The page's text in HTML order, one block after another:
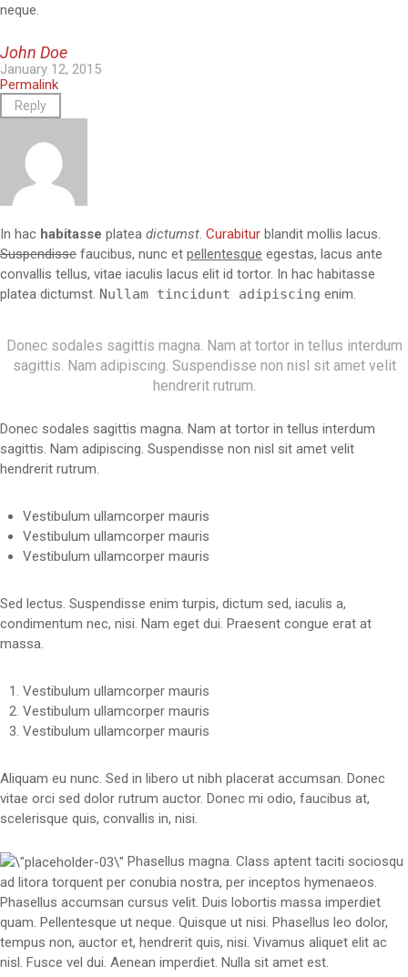
neque.
John Doe
January 12, 2015
Permalink
Reply
In hac habitasse platea dictumst. Curabitur blandit mollis lacus.
Suspendisse faucibus, nunc et pellentesque egestas, lacus ante
convallis tellus, vitae iaculis lacus elit id tortor. In hac habitasse
platea dictumst. Nullam tincidunt adipiscing enim.
Donec sodales sagittis magna. Nam at tortor in tellus interdum
sagittis. Nam adipiscing. Suspendisse non nisl sit amet velit
hendrerit rutrum.
Donec sodales sagittis magna. Nam at tortor in tellus interdum
sagittis. Nam adipiscing. Suspendisse non nisl sit amet velit
hendrerit rutrum.
Vestibulum ullamcorper mauris
Vestibulum ullamcorper mauris
Vestibulum ullamcorper mauris
Sed lectus. Suspendisse enim turpis, dictum sed, iaculis a,
condimentum nec, nisi. Nam eget dui. Praesent congue erat at
massa.
Vestibulum ullamcorper mauris
Vestibulum ullamcorper mauris
Vestibulum ullamcorper mauris
Aliquam eu nunc. Sed in libero ut nibh placerat accumsan. Donec
vitae orci sed dolor rutrum auctor. Donec mi odio, faucibus at,
scelerisque quis, convallis in, nisi.
Phasellus magna. Class aptent taciti sociosqu
ad litora torquent per conubia nostra, per inceptos hymenaeos.
Phasellus accumsan cursus velit. Duis lobortis massa imperdiet
quam. Pellentesque ut neque. Quisque ut nisi. Phasellus leo dolor,
tempus non, auctor et, hendrerit quis, nisi. Vivamus aliquet elit ac
nisl. Fusce vel dui. Aenean imperdiet. Nulla sit amet est.